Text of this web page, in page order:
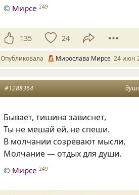
© Мирсе 249
135 24
Опубликовала Мирослава Мирсе 24 июн
#1288364
Бывает, тишина зависнет,
Ты не мешай ей, не спеши.
В молчании созревают мысли,
Молчание — отдых для души.
© Мирсе 249